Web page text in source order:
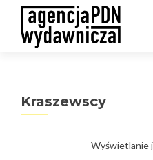
Kraszewscy
Wyświetlanie